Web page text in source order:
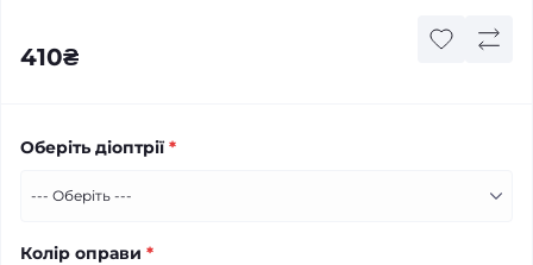
410₴
Оберіть діоптрії*
Колір оправи *